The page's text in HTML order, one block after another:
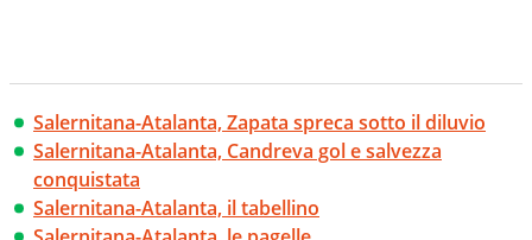
Salernitana-Atalanta, Zapata spreca sotto il diluvio
Salernitana-Atalanta, Candreva gol e salvezza
conquistata
Salernitana-Atalanta, il tabellino